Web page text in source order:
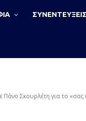
ΣΥΝΕΝΤΕΥΞΕΙΣ
Πάνο Σκουρλέτη για το «σας